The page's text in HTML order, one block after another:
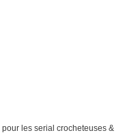
les serial crocheteuses &